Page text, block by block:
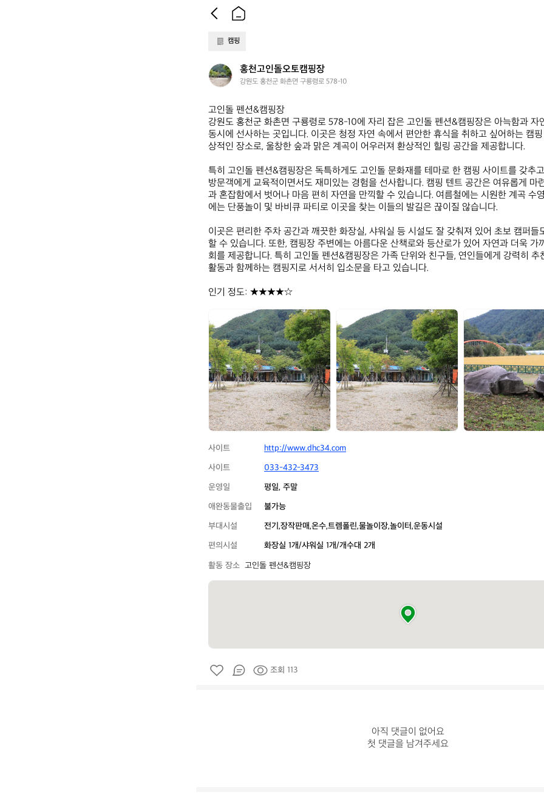
캠핑
홍
천
인
돌
오
토
캠
장
홍천고인돌오토캠핑장
강원도 홍천군 화촌면 구룡령로 578-10
고인돌 펜션&캠핑장
강원도 홍천군 화촌면 구룡령로 578-10에 자리 잡은 고인돌 펜션&캠핑장은 아늑함과 자
동시에 선사하는 곳입니다. 이곳은 청정 자연 속에서 편안한 휴식을 취하고 싶어하는 캠
상적인 장소로, 울창한 숲과 맑은 계곡이 어우러져 환상적인 힐링 공간을 제공합니다.
특히 고인돌 펜션&캠핑장은 독특하게도 고인돌 문화재를 테마로 한 캠핑 사이트를 갖추
방문객에게 교육적이면서도 재미있는 경험을 선사합니다. 캠핑 텐트 공간은 여유롭게 마
과 혼잡함에서 벗어나 마음 편히 자연을 만끽할 수 있습니다. 여름철에는 시원한 계곡 수
에는 단풍놀이 및 바비큐 파티로 이곳을 찾는 이들의 발길은 끊이질 않습니다.
이곳은 편리한 주차 공간과 깨끗한 화장실, 샤워실 등 시설도 잘 갖춰져 있어 초보 캠퍼들
할 수 있습니다. 또한, 캠핑장 주변에는 아름다운 산책로와 등산로가 있어 자연과 더욱 가
회를 제공합니다. 특히 고인돌 펜션&캠핑장은 가족 단위와 친구들, 연인들에게 강력히 추
활동과 함께하는 캠핑지로 서서히 입소문을 타고 있습니다.
인기 정도: ★★★★☆
천
고
인
돌
오
토
캠
핑
장
천
고
인
돌
오
토
캠
핑
장
홍
천
고
인
돌
오
토
캠
핑
장
사이트
http://www.dhc34.com
사이트
033-432-3473
운영일
평일, 주말
애완동물출입
불가능
부대시설
전기,장작판매,온수,트렘폴린,물놀이장,놀이터,운동시설
편의시설
화장실 1개/샤워실 1개/개수대 2개
활동 장소 고인돌 펜션&캠핑장
조회 113
아직 댓글이 없어요
첫 댓글을 남겨주세요